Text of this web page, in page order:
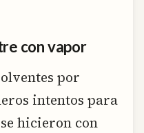
con vapor
por
intentos para
hicieron con